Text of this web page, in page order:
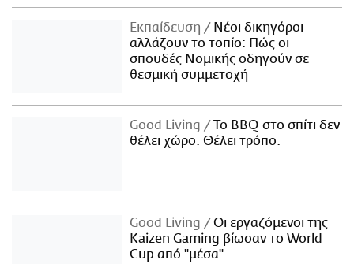
Εκπαίδευση
Νέοι δικηγόροι
αλλάζουν το τοπίο: Πώς οι
σπουδές Νομικής οδηγούν σε
θεσμική συμμετοχή
Good Living
Το BBQ στο σπίτι δεν
θέλει χώρο. Θέλει τρόπο.
Good Living
Οι εργαζόμενοι της
Kaizen Gaming βίωσαν το World
Cup από "μέσα"